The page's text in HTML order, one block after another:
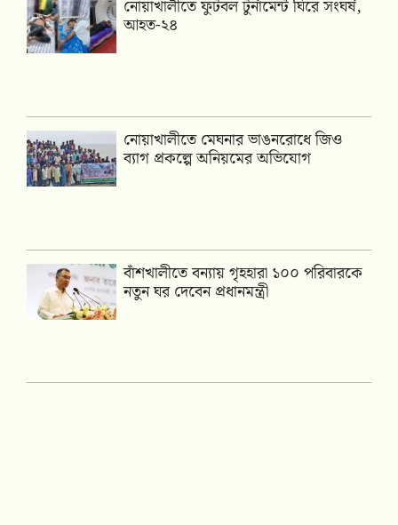
নোয়াখালীতে ফুটবল টুর্নামেন্ট ঘিরে সংঘর্ষ,
আহত-২৪
নোয়াখালীতে মেঘনার ভাঙনরোধে জিও
ব্যাগ প্রকল্পে অনিয়মের অভিযোগ
বাঁশখালীতে বন্যায় গৃহহারা ১০০ পরিবারকে
নতুন ঘর দেবেন প্রধানমন্ত্রী